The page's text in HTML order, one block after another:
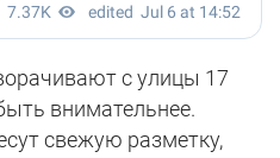
с улицы 17
внимательнее.
свежую разметку,